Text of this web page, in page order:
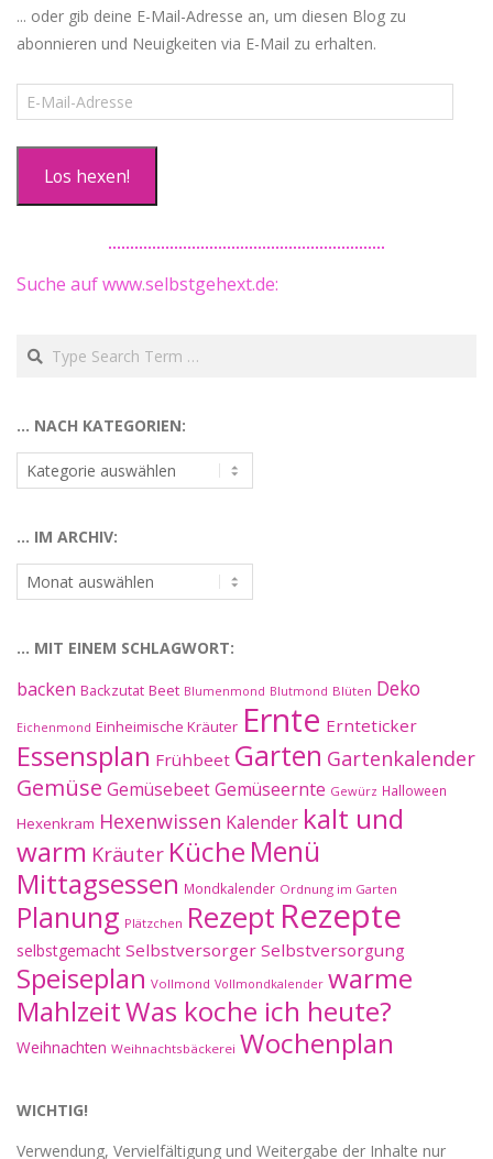
... oder gib deine E-Mail-Adresse an, um diesen Blog zu
abonnieren und Neuigkeiten via E-Mail zu erhalten.
E-
Mail-
Los hexen!
Suche auf www.selbstgehext.de:
Search
… NACH KATEGORIEN:
…
nach
… IM ARCHIV:
…
im
… MIT EINEM SCHLAGWORT:
backen Backzutat Beet Blumenmond Blutmond Blüten Deko
Eichenmond Einheimische Kräuter Ernte Ernteticker
Essensplan Frühbeet Garten Gartenkalender
Gemüse GemüsebeetGemüseernte Gewürz Halloween
Hexenkram Hexenwissen Kalender kalt und
warm Kräuter Küche Menü
Mittagsessen Mondkalender Ordnung im Garten
Planung Plätzchen Rezept Rezepte
selbstgemacht Selbstversorger Selbstversorgung
Speiseplan Vollmond Vollmondkalender warme
MahlzeitWas koche ich heute?
Weihnachten Weihnachtsbäckerei Wochenplan
WICHTIG!
Verwendung, Vervielfältigung und Weitergabe der Inhalte nur